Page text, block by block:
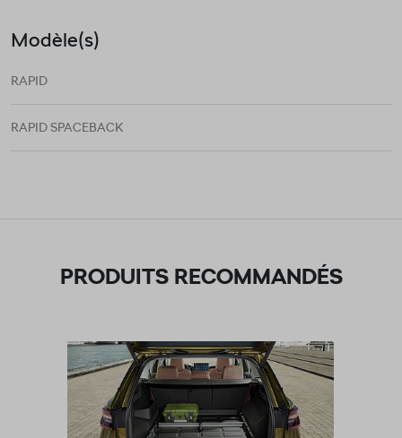
Modèle(s)
RAPID
RAPID SPACEBACK
PRODUITS RECOMMANDÉS